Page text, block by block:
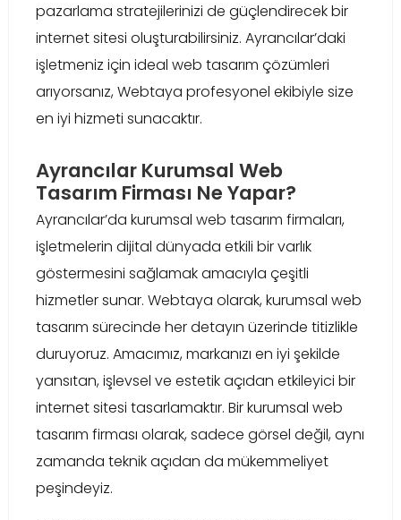
pazarlama stratejilerinizi de güçlendirecek bir
internet sitesi oluşturabilirsiniz. Ayrancılar’daki
işletmeniz için ideal web tasarım çözümleri
arıyorsanız, Webtaya profesyonel ekibiyle size
en iyi hizmeti sunacaktır.
Ayrancılar Kurumsal Web
Tasarım Firması Ne Yapar?
Ayrancılar’da kurumsal web tasarım firmaları,
işletmelerin dijital dünyada etkili bir varlık
göstermesini sağlamak amacıyla çeşitli
hizmetler sunar. Webtaya olarak, kurumsal web
tasarım sürecinde her detayın üzerinde titizlikle
duruyoruz. Amacımız, markanızı en iyi şekilde
yansıtan, işlevsel ve estetik açıdan etkileyici bir
internet sitesi tasarlamaktır. Bir kurumsal web
tasarım firması olarak, sadece görsel değil, aynı
zamanda teknik açıdan da mükemmeliyet
peşindeyiz.